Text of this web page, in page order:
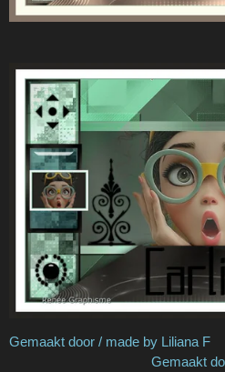
Gemaakt door /
Gemaakt door /